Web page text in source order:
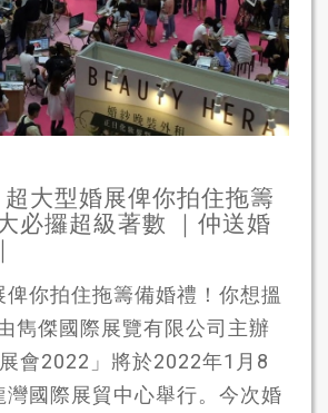
超大型婚展俾你拍住拖籌
必攞超級著數 ｜仲送婚
俾你拍住拖籌備婚禮！你想搵
雋傑國際展覽有限公司主辦
會2022」將於2022年1月8
灣國際展貿中心舉行。今次婚